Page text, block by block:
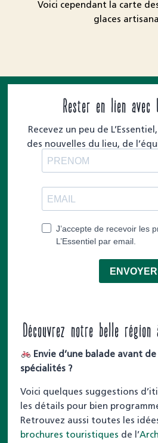
Voici cependant la carte
glaces
Rester en lien avec
Recevez un peu de
des nouvelles du lieu, de
des moments à
Découvrez notre belle
Envie d’une balade avant
spécialités ?
Voici quelques suggestions
les détails pour bien
Retrouvez aussi toutes les
brochures touristiques de l’